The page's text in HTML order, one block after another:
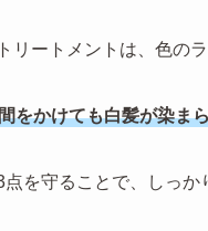
リートメントは、色の
をかけても白髪が染ま
を守ることで、しっか